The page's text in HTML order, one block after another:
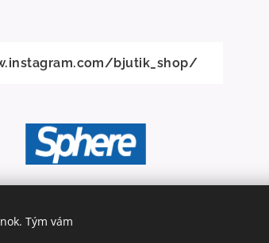
bjutik_shop/
Tým vám